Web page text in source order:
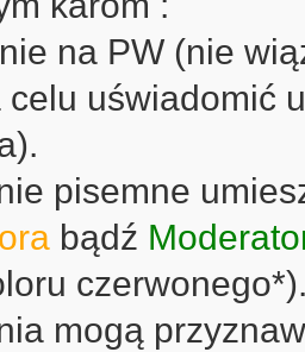
na PW (nie
uświadomić
pisemne
bądź
mogą